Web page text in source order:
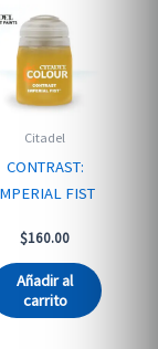
Citadel
CONTRAST:
FIST
$160.00
Añadir al
carrito